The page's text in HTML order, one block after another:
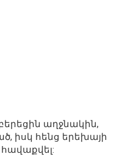
աղջնակին,
իսկ հենց երեխայի
հավաքվել: